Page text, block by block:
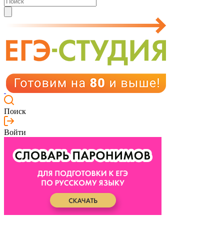
Поиск
Войти